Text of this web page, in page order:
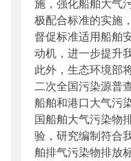
施，强化船舶大气
极配合标准的实施
督促标准适用船舶
动机，进一步提升
此外，生态环境部
二次全国污染源普
船舶和港口大气污
国船舶大气污染物
验，研究编制符合
舶排气污染物排放标